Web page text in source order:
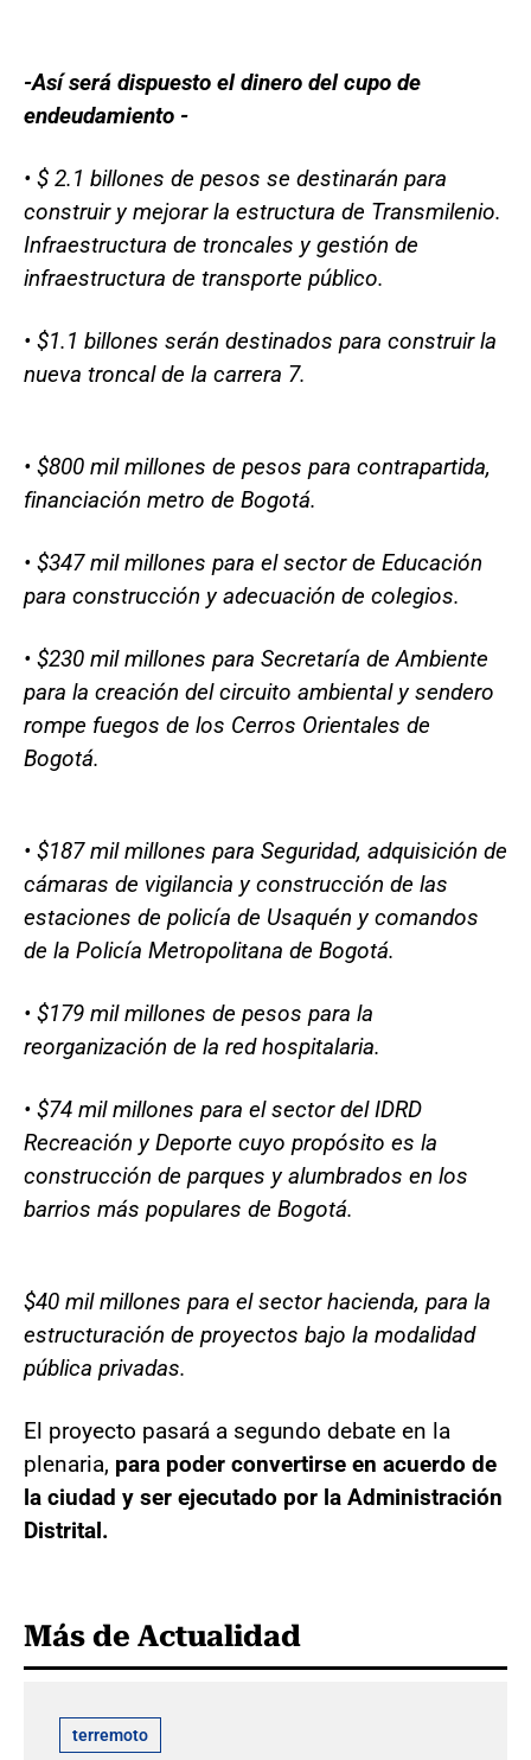
-Así será dispuesto el dinero del cupo de
endeudamiento -
• $ 2.1 billones de pesos se destinarán para
construir y mejorar la estructura de Transmilenio.
Infraestructura de troncales y gestión de
infraestructura de transporte público.
• $1.1 billones serán destinados para construir la
nueva troncal de la carrera 7.
• $800 mil millones de pesos para contrapartida,
financiación metro de Bogotá.
• $347 mil millones para el sector de Educación
para construcción y adecuación de colegios.
• $230 mil millones para Secretaría de Ambiente
para la creación del circuito ambiental y sendero
rompe fuegos de los Cerros Orientales de
Bogotá.
• $187 mil millones para Seguridad, adquisición de
cámaras de vigilancia y construcción de las
estaciones de policía de Usaquén y comandos
de la Policía Metropolitana de Bogotá.
• $179 mil millones de pesos para la
reorganización de la red hospitalaria.
• $74 mil millones para el sector del IDRD
Recreación y Deporte cuyo propósito es la
construcción de parques y alumbrados en los
barrios más populares de Bogotá.
$40 mil millones para el sector hacienda, para la
estructuración de proyectos bajo la modalidad
pública privadas.
El proyecto pasará a segundo debate en la
plenaria, para poder convertirse en acuerdo de
la ciudad y ser ejecutado por la Administración
Distrital.
Más de Actualidad
terremoto